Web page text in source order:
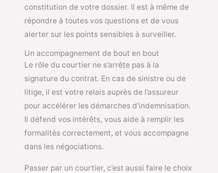
constitution de votre dossier. Il est à même de
répondre à toutes vos questions et de vous
alerter sur les points sensibles à surveiller.
Un accompagnement de bout en bout
Le rôle du courtier ne s’arrête pas à la
signature du contrat. En cas de sinistre ou de
litige, il est votre relais auprès de l’assureur
pour accélérer les démarches d’indemnisation.
Il défend vos intérêts, vous aide à remplir les
formalités correctement, et vous accompagne
dans les négociations.
Passer par un courtier, c’est aussi faire le choix